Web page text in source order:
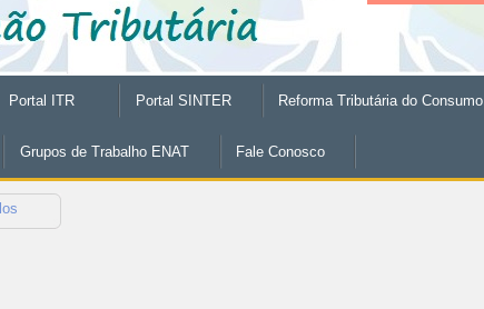
Portal ITR Portal SINTER Reforma Tributária do Consumo
Grupos de Trabalho ENAT Fale Conosco